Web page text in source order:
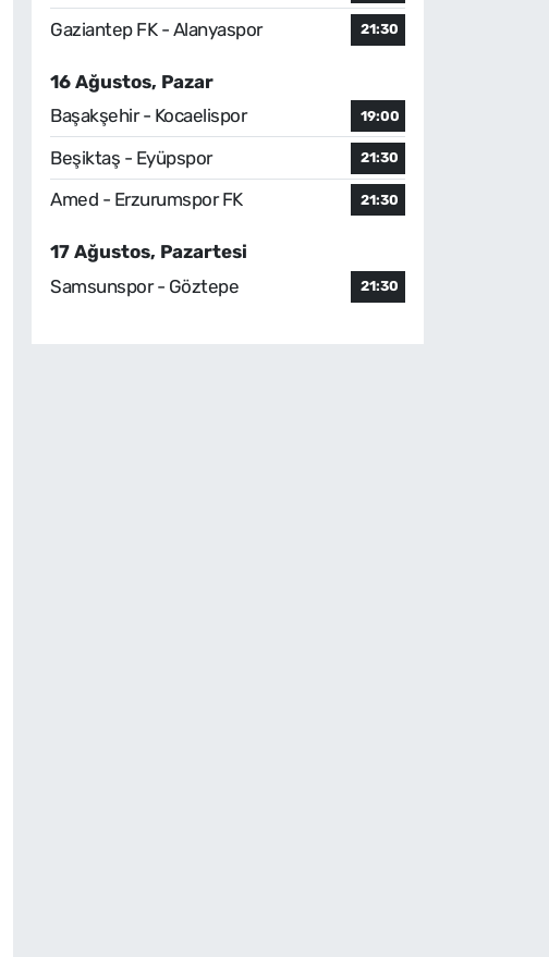
Gaziantep FK - Alanyaspor 21:30
16 Ağustos, Pazar
Başakşehir - Kocaelispor
19:00
Beşiktaş - Eyüpspor 21:30
Amed - Erzurumspor FK 21:30
17 Ağustos, Pazartesi
Samsunspor - Göztepe
21:30